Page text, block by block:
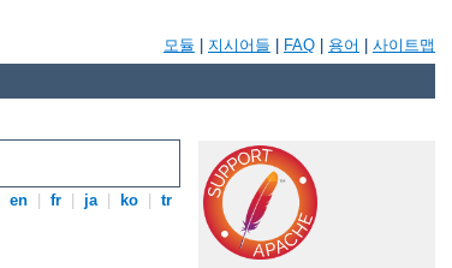
모듈 지시어들 FAQ 용어 사이트맵
en fr ja ko tr